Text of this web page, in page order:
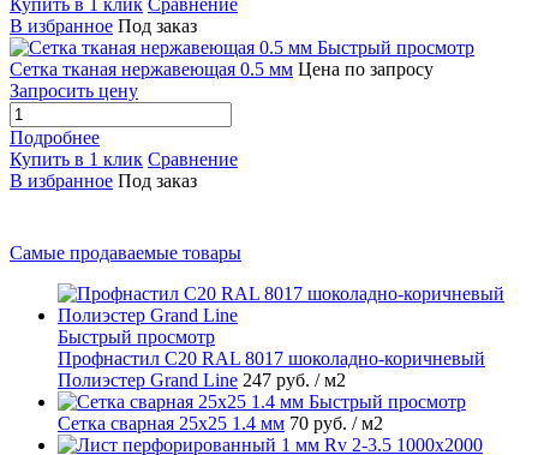
Купить в 1 клик Сравнение
В избранное Под заказ
Быстрый просмотр
Сетка тканая нержавеющая 0.5 мм Цена по запросу
Запросить цену
Подробнее
Купить в 1 клик Сравнение
В избранное Под заказ
Самые продаваемые товары
Быстрый просмотр
Профнастил С20 RAL 8017 шоколадно-коричневый
Полиэстер Grand Line 247 руб. / м2
Быстрый просмотр
Сетка сварная 25х25 1.4 мм 70 руб. / м2